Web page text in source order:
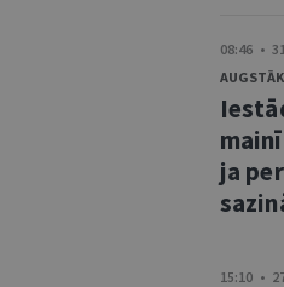
08:46 •
ja
15:10 •